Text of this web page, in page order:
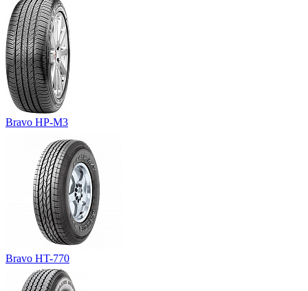
Bravo HP-M3
Bravo HT-770